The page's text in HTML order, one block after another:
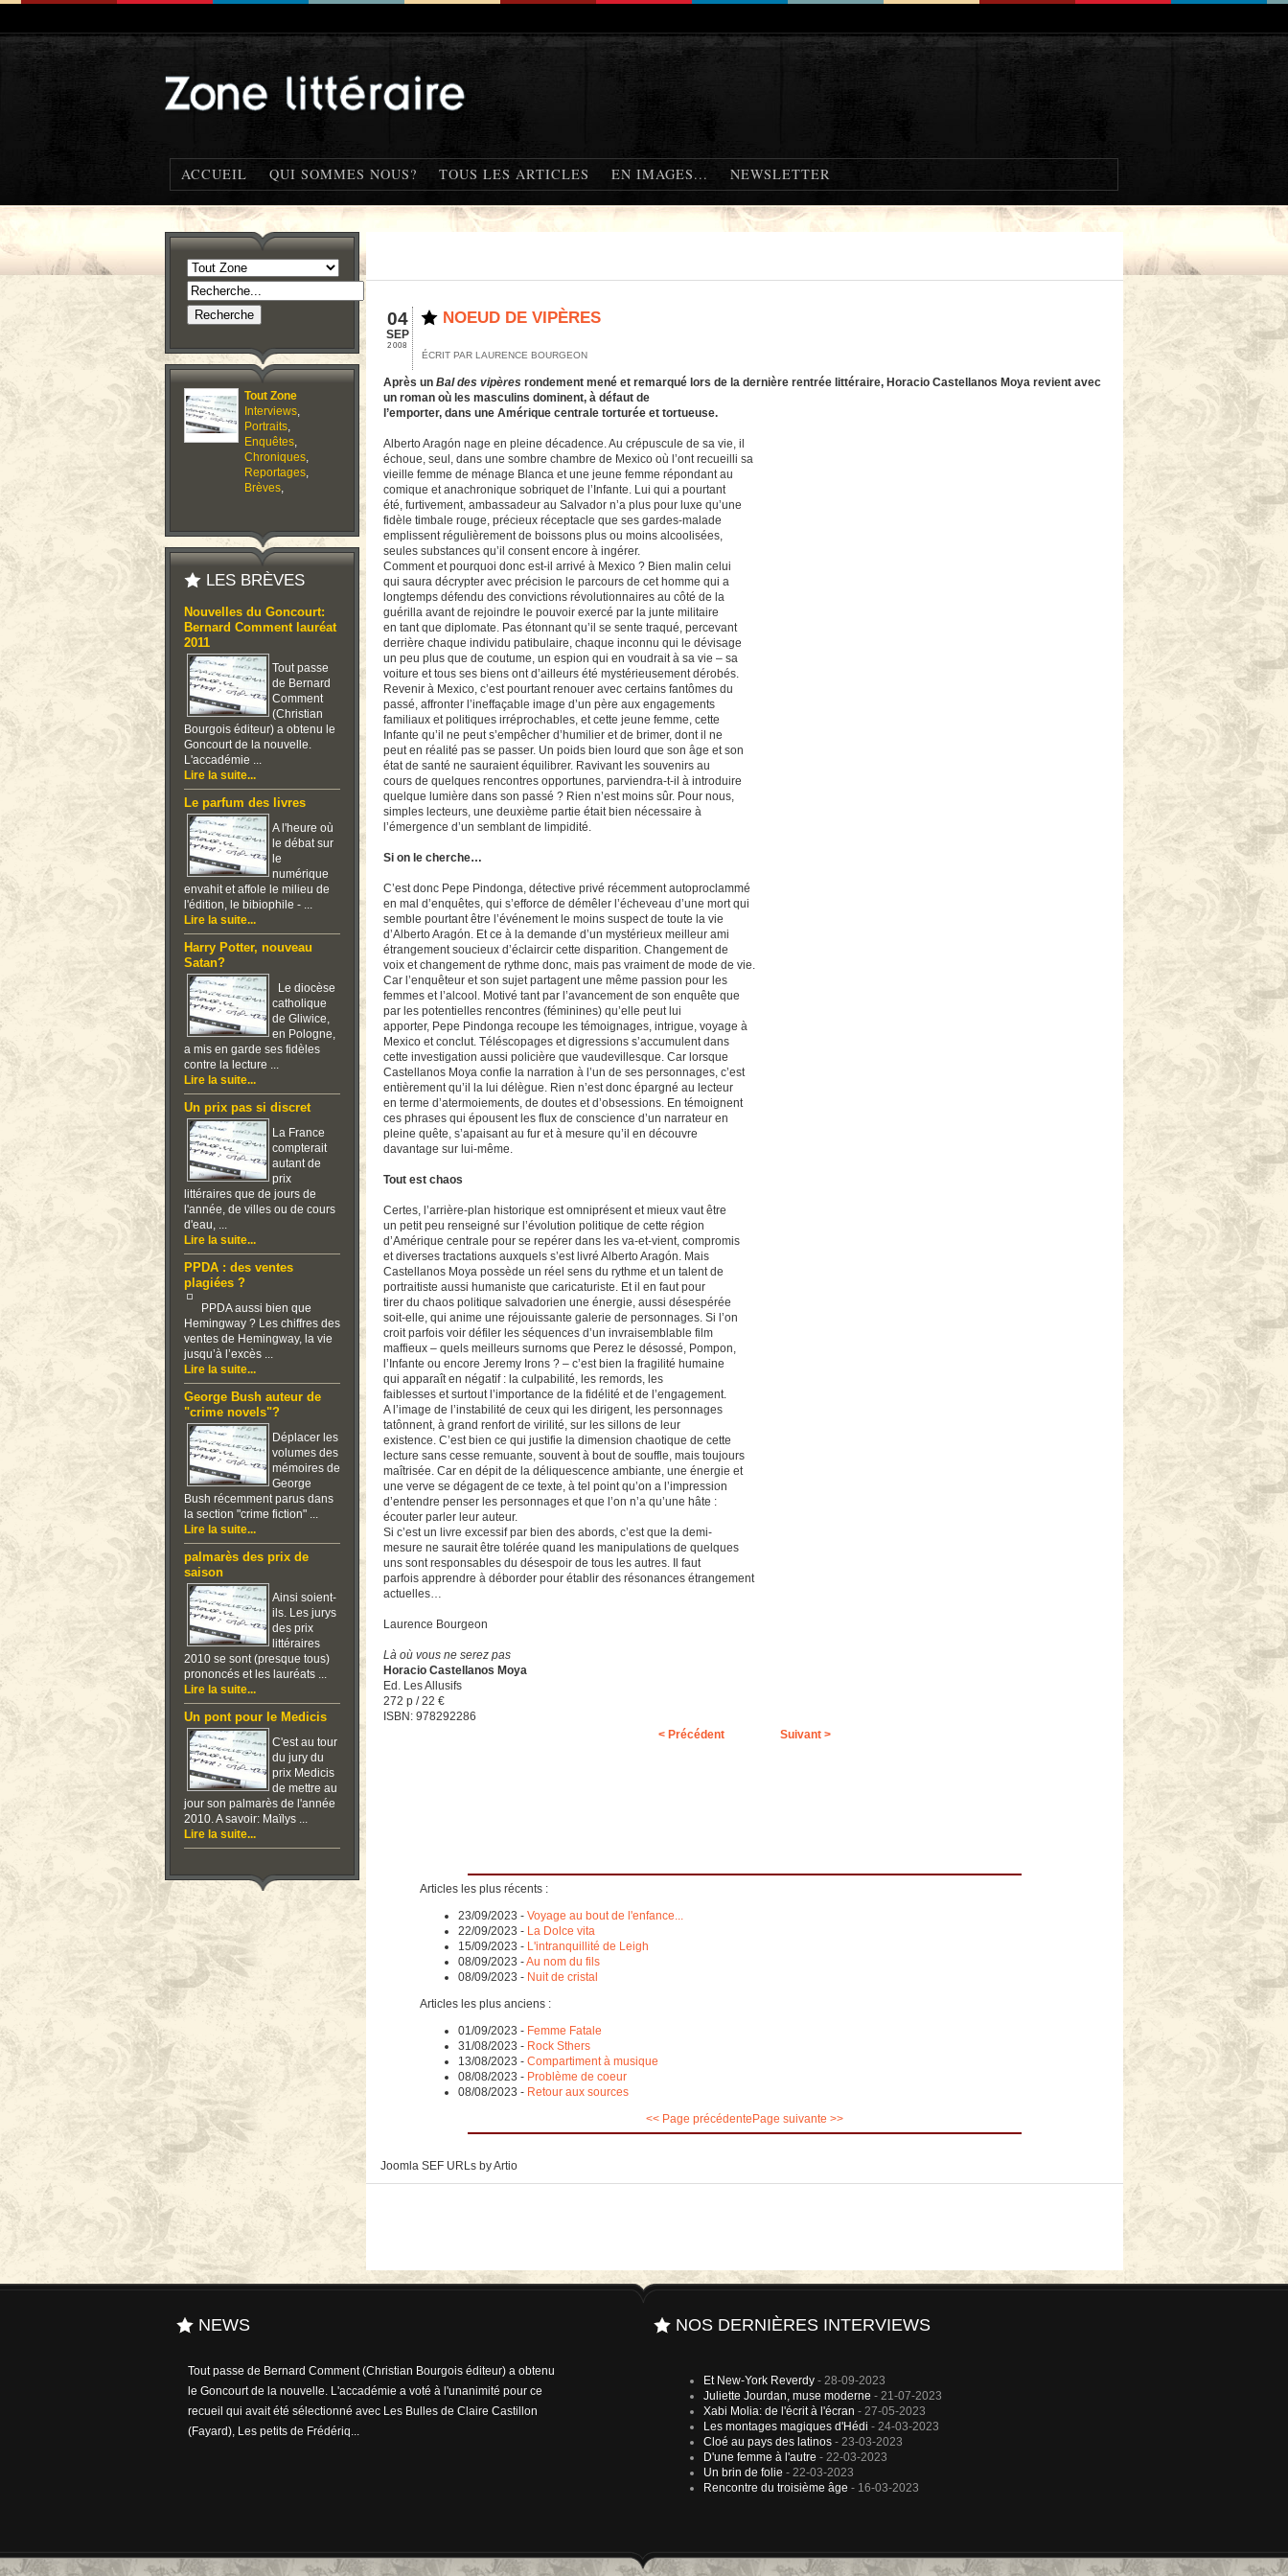
ACCUEIL QUI SOMMES NOUS? TOUS LES ARTICLES EN IMAGES... NEWSLETTER
Tout Zone
Interviews,
Portraits,
Enquêtes,
Chroniques,
Reportages,
Brèves,
LES BRÈVES
Nouvelles du Goncourt:
Bernard Comment lauréat
2011
Tout passe
de Bernard
Comment
(Christian
Bourgois éditeur) a obtenu le
Goncourt de la nouvelle.
L'accadémie ...
Lire la suite...
Le parfum des livres
A l'heure où
le débat sur
le
numérique
envahit et affole le milieu de
l'édition, le bibiophile - ...
Lire la suite...
Harry Potter, nouveau
Satan?
Le diocèse
catholique
de Gliwice,
en Pologne,
a mis en garde ses fidèles
contre la lecture ...
Lire la suite...
Un prix pas si discret
La France
compterait
autant de
prix
littéraires que de jours de
l'année, de villes ou de cours
d'eau, ...
Lire la suite...
PPDA : des ventes
plagiées ?
PPDA aussi bien que
Hemingway ? Les chiffres des
ventes de Hemingway, la vie
jusqu’à l’excès ...
Lire la suite...
George Bush auteur de
"crime novels"?
Déplacer les
volumes des
mémoires de
George
Bush récemment parus dans
la section "crime fiction" ...
Lire la suite...
palmarès des prix de
saison
Ainsi soient-
ils. Les jurys
des prix
littéraires
2010 se sont (presque tous)
prononcés et les lauréats ...
Lire la suite...
Un pont pour le Medicis
C'est au tour
du jury du
prix Medicis
de mettre au
jour son palmarès de l'année
2010. A savoir: Maïlys ...
Lire la suite...
04
SEP
2008
NOEUD DE VIPÈRES
ÉCRIT PAR LAURENCE BOURGEON
Après un Bal des vipères rondement mené et remarqué lors de la dernière rentrée littéraire, Horacio Castellanos Moya revient avec
un roman où les masculins dominent, à défaut de
l’emporter, dans une Amérique centrale torturée et tortueuse.
Alberto Aragón nage en pleine décadence. Au crépuscule de sa vie, il
échoue, seul, dans une sombre chambre de Mexico où l’ont recueilli sa
vieille femme de ménage Blanca et une jeune femme répondant au
comique et anachronique sobriquet de l’Infante. Lui qui a pourtant
été, furtivement, ambassadeur au Salvador n’a plus pour luxe qu’une
fidèle timbale rouge, précieux réceptacle que ses gardes-malade
emplissent régulièrement de boissons plus ou moins alcoolisées,
seules substances qu’il consent encore à ingérer.
Comment et pourquoi donc est-il arrivé à Mexico ? Bien malin celui
qui saura décrypter avec précision le parcours de cet homme qui a
longtemps défendu des convictions révolutionnaires au côté de la
guérilla avant de rejoindre le pouvoir exercé par la junte militaire
en tant que diplomate. Pas étonnant qu’il se sente traqué, percevant
derrière chaque individu patibulaire, chaque inconnu qui le dévisage
un peu plus que de coutume, un espion qui en voudrait à sa vie – sa
voiture et tous ses biens ont d’ailleurs été mystérieusement dérobés.
Revenir à Mexico, c’est pourtant renouer avec certains fantômes du
passé, affronter l’ineffaçable image d’un père aux engagements
familiaux et politiques irréprochables, et cette jeune femme, cette
Infante qu’il ne peut s’empêcher d’humilier et de brimer, dont il ne
peut en réalité pas se passer. Un poids bien lourd que son âge et son
état de santé ne sauraient équilibrer. Ravivant les souvenirs au
cours de quelques rencontres opportunes, parviendra-t-il à introduire
quelque lumière dans son passé ? Rien n’est moins sûr. Pour nous,
simples lecteurs, une deuxième partie était bien nécessaire à
l’émergence d’un semblant de limpidité.
Si on le cherche…
C’est donc Pepe Pindonga, détective privé récemment autoproclammé
en mal d’enquêtes, qui s’efforce de démêler l’écheveau d’une mort qui
semble pourtant être l’événement le moins suspect de toute la vie
d’Alberto Aragón. Et ce à la demande d’un mystérieux meilleur ami
étrangement soucieux d’éclaircir cette disparition. Changement de
voix et changement de rythme donc, mais pas vraiment de mode de vie.
Car l’enquêteur et son sujet partagent une même passion pour les
femmes et l’alcool. Motivé tant par l’avancement de son enquête que
par les potentielles rencontres (féminines) qu’elle peut lui
apporter, Pepe Pindonga recoupe les témoignages, intrigue, voyage à
Mexico et conclut. Téléscopages et digressions s’accumulent dans
cette investigation aussi policière que vaudevillesque. Car lorsque
Castellanos Moya confie la narration à l’un de ses personnages, c’est
entièrement qu’il la lui délègue. Rien n’est donc épargné au lecteur
en terme d’atermoiements, de doutes et d’obsessions. En témoignent
ces phrases qui épousent les flux de conscience d’un narrateur en
pleine quête, s’apaisant au fur et à mesure qu’il en découvre
davantage sur lui-même.
Tout est chaos
Certes, l’arrière-plan historique est omniprésent et mieux vaut être
un petit peu renseigné sur l’évolution politique de cette région
d’Amérique centrale pour se repérer dans les va-et-vient, compromis
et diverses tractations auxquels s’est livré Alberto Aragón. Mais
Castellanos Moya possède un réel sens du rythme et un talent de
portraitiste aussi humaniste que caricaturiste. Et il en faut pour
tirer du chaos politique salvadorien une énergie, aussi désespérée
soit-elle, qui anime une réjouissante galerie de personnages. Si l’on
croit parfois voir défiler les séquences d’un invraisemblable film
maffieux – quels meilleurs surnoms que Perez le désossé, Pompon,
l’Infante ou encore Jeremy Irons ? – c’est bien la fragilité humaine
qui apparaît en négatif : la culpabilité, les remords, les
faiblesses et surtout l’importance de la fidélité et de l’engagement.
A l’image de l’instabilité de ceux qui les dirigent, les personnages
tatônnent, à grand renfort de virilité, sur les sillons de leur
existence. C’est bien ce qui justifie la dimension chaotique de cette
lecture sans cesse remuante, souvent à bout de souffle, mais toujours
maîtrisée. Car en dépit de la déliquescence ambiante, une énergie et
une verve se dégagent de ce texte, à tel point qu’on a l’impression
d’entendre penser les personnages et que l’on n’a qu’une hâte :
écouter parler leur auteur.
Si c’est un livre excessif par bien des abords, c’est que la demi-
mesure ne saurait être tolérée quand les manipulations de quelques
uns sont responsables du désespoir de tous les autres. Il faut
parfois apprendre à déborder pour établir des résonances étrangement
actuelles…
Laurence Bourgeon
Là où vous ne serez pas
Horacio Castellanos Moya
Ed. Les Allusifs
272 p / 22 €
ISBN: 978292286
< Précédent
Suivant >
Articles les plus récents :
23/09/2023 - Voyage au bout de l'enfance...
22/09/2023 - La Dolce vita
15/09/2023 - L'intranquillité de Leigh
08/09/2023 -Au nom du fils
08/09/2023 - Nuit de cristal
Articles les plus anciens :
01/09/2023 - Femme Fatale
31/08/2023 - Rock Sthers
13/08/2023 - Compartiment à musique
08/08/2023 - Problème de coeur
08/08/2023 - Retour aux sources
<< Page précédente Page suivante >>
Joomla SEF URLs by Artio
NEWS
Tout passe de Bernard Comment (Christian Bourgois éditeur) a obtenu
le Goncourt de la nouvelle. L'accadémie a voté à l'unanimité pour ce
recueil qui avait été sélectionné avec Les Bulles de Claire Castillon
(Fayard), Les petits de Frédériq...
NOS DERNIÈRES INTERVIEWS
Et New-York Reverdy - 28-09-2023
Juliette Jourdan, muse moderne - 21-07-2023
Xabi Molia: de l'écrit à l'écran - 27-05-2023
Les montages magiques d'Hédi - 24-03-2023
Cloé au pays des latinos - 23-03-2023
D'une femme à l'autre - 22-03-2023
Un brin de folie - 22-03-2023
Rencontre du troisième âge - 16-03-2023